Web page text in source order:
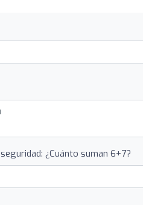
¿Cuánto suman 6+7?